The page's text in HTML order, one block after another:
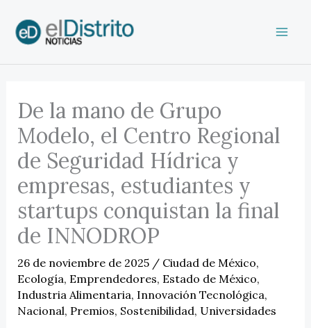
contenido
De la mano de Grupo
Modelo, el Centro Regional
de Seguridad Hídrica y
empresas, estudiantes y
startups conquistan la final
de INNODROP
26 de noviembre de 2025 / Ciudad de México,
Ecología, Emprendedores, Estado de México,
Industria Alimentaria, Innovación Tecnológica,
Nacional, Premios, Sostenibilidad, Universidades